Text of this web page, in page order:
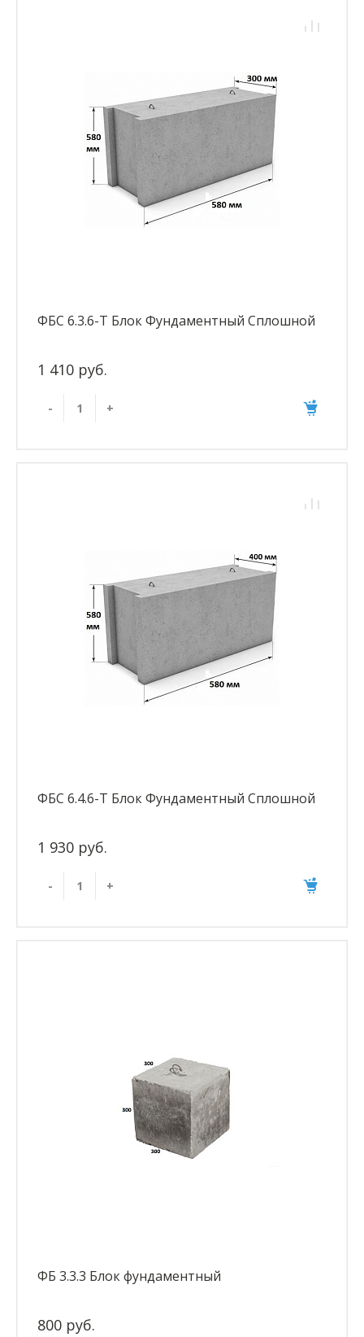
ФБС 6.3.6-Т Блок Фундаментный Сплошной
1 410 руб.
- +
ФБС 6.4.6-Т Блок Фундаментный Сплошной
1 930 руб.
- +
ФБ 3.3.3 Блок фундаментный
800 руб.